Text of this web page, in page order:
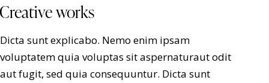
Creative works
Dicta sunt explicabo. Nemo enim ipsam
voluptatem quia voluptas sit aspernaturaut odit
aut fugit, sed quia consequuntur. Dicta sunt